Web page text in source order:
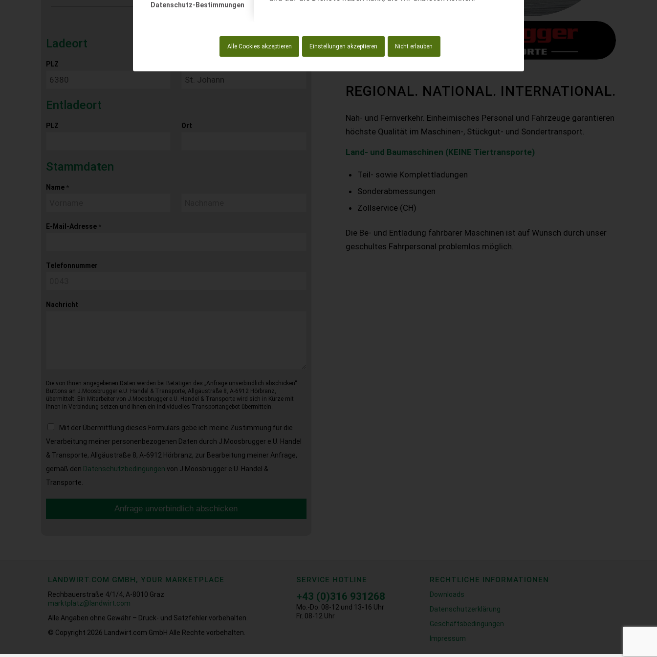
Datenschutz-Bestimmungen
Alle Cookies akzeptieren Einstellungen akzeptieren Nicht erlauben
Ladeort
PLZ
Entladeort
PLZ Ort
Stammdaten
Name *
E-Mail-Adresse *
Telefonnummer
Nachricht
Die von Ihnen angegebenen Daten werden bei Betätigen des „Anfrage unverbindlich abschicken“–
Buttons an J.Moosbrugger e.U. Handel & Transporte, Allgäustraße 8, A-6912 Hörbranz,
übermittelt. Ein Mitarbeiter von J.Moosbrugger e.U. Handel & Transporte wird sich in Kürze mit
Ihnen in Verbindung setzen und Ihnen ein individuelles Transportangebot übermitteln.
Mit der Übermittlung dieses Formulars gebe ich meine Zustimmung für die
Verarbeitung meiner personenbezogenen Daten durch J.Moosbrugger e.U. Handel
& Transporte, Allgäustraße 8, A-6912 Hörbranz, zur Bearbeitung meiner Anfrage,
gemäß den Datenschutzbedingungen von J.Moosbrugger e.U. Handel &
Transporte.
Anfrage unverbindlich abschicken
REGIONAL. NATIONAL. INTERNATIONAL.
Nah- und Fernverkehr. Einheimisches Personal und Fahrzeuge garantieren
höchste Qualität im Maschinen-, Stückgut- und Sondertransport.
Land- und Baumaschinen (KEINE Tiertransporte)
Teil- sowie Komplettladungen
Sonderabmessungen
Zollservice (CH)
Die Be- und Entladung fahrbarer Maschinen ist auf Wunsch durch unser
geschultes Fahrpersonal problemlos möglich.
LANDWIRT.COM GMBH, YOUR MARKETPLACE
Rechbauerstraße 4/1/4, A-8010 Graz
marktplatz@landwirt.com
Alle Angaben ohne Gewähr – Druck- und Satzfehler vorbehalten.
© Copyright 2026
Landwirt.com GmbH Alle Rechte vorbehalten.
SERVICE HOTLINE
+43 (0)316 931268
Mo.-Do. 08-12 und 13-16 Uhr
Fr. 08-12 Uhr
RECHTLICHE INFORMATIONEN
Downloads
Datenschutzerklärung
Geschäftsbedingungen
Impressum